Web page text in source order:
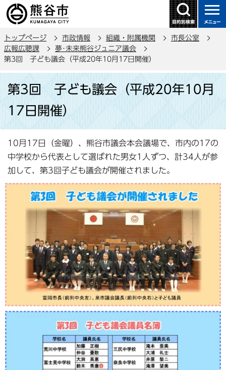
の
ー
ジ
トップページ 市政情報 組織・附属機関
市長公室
広報広聴課
夢･未来熊谷ジュニア議会
第3回 子ども議会（平成20年10月17日開催）
か
第3回 子ども議会（平成20年10月
17日開催）
10月17日（金曜）、熊谷市議会本会議場で、市内の17の
中学校から代表として選ばれた男女1人ずつ、計34人が参
加して、第3回子ども議会が開催されました。